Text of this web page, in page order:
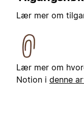
Lær mer om
Lær mer om
Notion i denne